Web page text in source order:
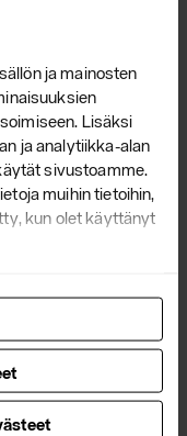
ja mainosten
Lisäksi
ja analytiikka-alan
sivustoamme.
muihin tietoihin,
kun olet käyttänyt